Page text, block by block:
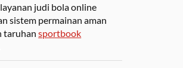
judi bola online
sistem permainan aman
taruhansportbook